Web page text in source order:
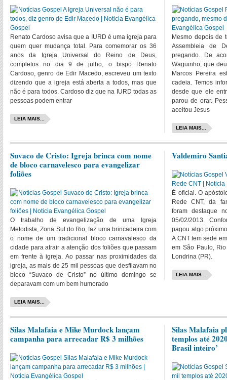
Renato Cardoso avisa que a IURD é uma igreja para
quem quer mudança total. Para comemorar os 36
anos da Igreja Universal do Reino de Deus,
completos no dia 9 de julho, o bispo Renato
Cardoso, genro de Edir Macedo, escreveu um texto
dizendo que a igreja está aberta a todos, mas que
não é para todos. Cardoso diz que na IURD todas as
pessoas podem entrar
LEIA MAIS...
Mesmo depois de
Assembleia de
pregando. De
Waguinho, que
Marcos Pereira
cadeia. Temos
desde que ele
parou de orar.
aceitou Jesus
LEIA MAIS...
Suvaco de Cristo: Igreja brinca com nome
de bloco carnavelesco para evangelizar
foliões
O trabalho de evangelização de uma Igreja
Metodista, Zona Sul do Rio, faz uma brincadeira com
o nome de um tradicional bloco carnavalesco da
cidade para atrair a atenção dos foliões que passam
em frente à igreja. Ao passar nas proximidades da
igreja, as mais de 25 mil pessoas que desfilavam no
bloco “Suvaco de Cristo” no último domingo se
deparavam com um bem humorado
LEIA MAIS...
Valdemiro
É oficial. O
Rede CNT, da
foram destaque
05/02/2013.
pagou algo
A CNT tem sede
em São Paulo,
Londrina (PR).
LEIA MAIS...
Silas Malafaia e Mike Murdock lançam
campanha para arrecadar R$ 3 milhões
Silas Malafaia
templos até
Brasil inteiro’